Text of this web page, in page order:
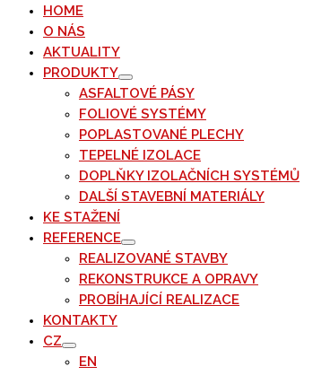
HOME
O NÁS
AKTUALITY
PRODUKTY
ASFALTOVÉ PÁSY
FOLIOVÉ SYSTÉMY
POPLASTOVANÉ PLECHY
TEPELNÉ IZOLACE
DOPLŇKY IZOLAČNÍCH SYSTÉMŮ
DALŠÍ STAVEBNÍ MATERIÁLY
KE STAŽENÍ
REFERENCE
REALIZOVANÉ STAVBY
REKONSTRUKCE A OPRAVY
PROBÍHAJÍCÍ REALIZACE
KONTAKTY
CZ
EN